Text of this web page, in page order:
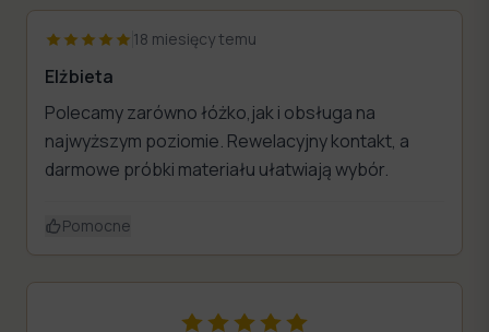
18 miesięcy temu
Elżbieta
Polecamy zarówno łóżko,jak i obsługa na
najwyższym poziomie. Rewelacyjny kontakt, a
darmowe próbki materiału ułatwiają wybór.
Pomocne